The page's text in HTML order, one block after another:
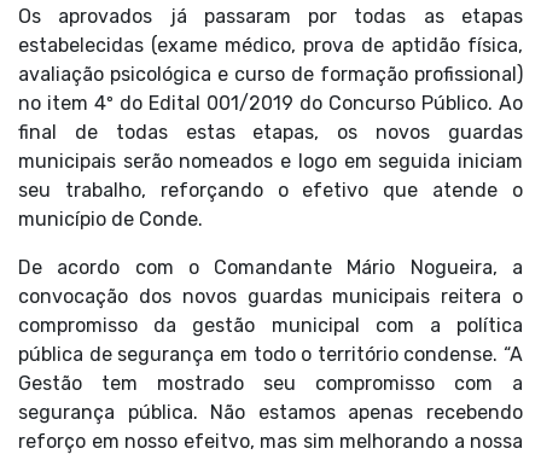
Os aprovados já passaram por todas as etapas
estabelecidas (exame médico, prova de aptidão física,
avaliação psicológica e curso de formação profissional)
no item 4º do Edital 001/2019 do Concurso Público. Ao
final de todas estas etapas, os novos guardas
municipais serão nomeados e logo em seguida iniciam
seu trabalho, reforçando o efetivo que atende o
município de Conde.
De acordo com o Comandante Mário Nogueira, a
convocação dos novos guardas municipais reitera o
compromisso da gestão municipal com a política
pública de segurança em todo o território condense. “A
Gestão tem mostrado seu compromisso com a
segurança pública. Não estamos apenas recebendo
reforço em nosso efeitvo, mas sim melhorando a nossa